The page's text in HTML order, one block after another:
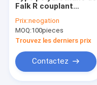
Falk R couplant
d'unité centrale avec
la couleur verte
Prix:neogation
MOQ:100pieces
Trouvez les derniers prix
Contactez